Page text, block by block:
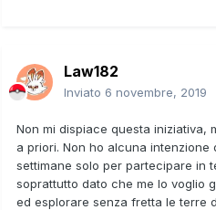
Law182
Inviato 6 novembre, 2019
Non mi dispiace questa iniziativa,
a priori. Non ho alcuna
settimane solo per partecipare in
soprattutto dato che me lo voglio
ed esplorare senza fretta le terre